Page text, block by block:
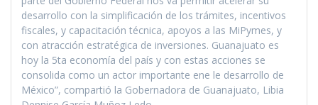
desarrollo con la simplificación de los trámites, incentivos
fiscales, y capacitación técnica, apoyos a las MiPymes, y
con atracción estratégica de inversiones. Guanajuato es
hoy la 5ta economía del país y con estas acciones se
consolida como un actor importante ene le desarrollo de
México”, compartió la Gobernadora de Guanajuato, Libia